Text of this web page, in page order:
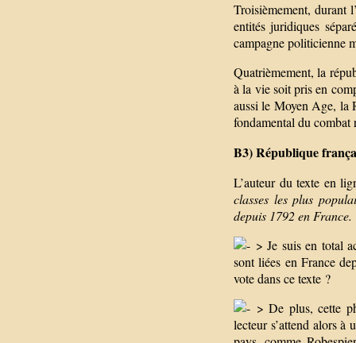
Troisièmement, durant
entités juridiques
campagne politicienne
Quatrièmement, la
à la vie soit pris en
aussi le Moyen Age, la
fondamental du combat
B3) République
L’auteur du texte en
classes les plus
depuis 1792 en France.
> Je suis en total
sont liées en France
vote dans ce texte ?
> De plus, cette
lecteur s’attend alors à